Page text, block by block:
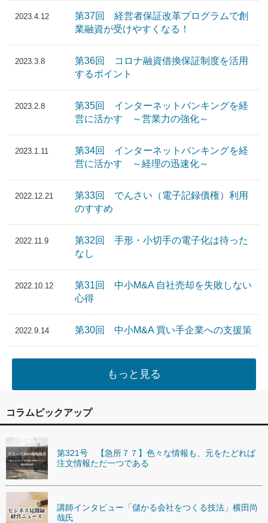
2023.4.12
第37回 経営者保証改革プログラムで創
業融資が受けやすくなる！
2023.3.8
第36回 コロナ融資借換保証制度を活用
するポイント
2023.2.8
第35回 インターネットバンキングを経
営に活かす ～営業力の強化～
2023.1.11
第34回 インターネットバンキングを経
営に活かす ～経理の迅速化～
2022.12.21
第33回 でんさい（電子記録債権）利用
のすすめ
2022.11.9
第32回 手形・小切手の電子化は待った
なし
2022.10.12
第31回 中小M&A 自社売却を失敗しない
心得
2022.9.14 第30回 中小M&A 買い手企業への支援策
もっと見る
コラムピックアップ
第321号 【急所７７】色々な情報も、元をたどれば
注文情報ただ一つである
講師インタビュー「儲かる会社をつくる技法」横田尚
哉氏